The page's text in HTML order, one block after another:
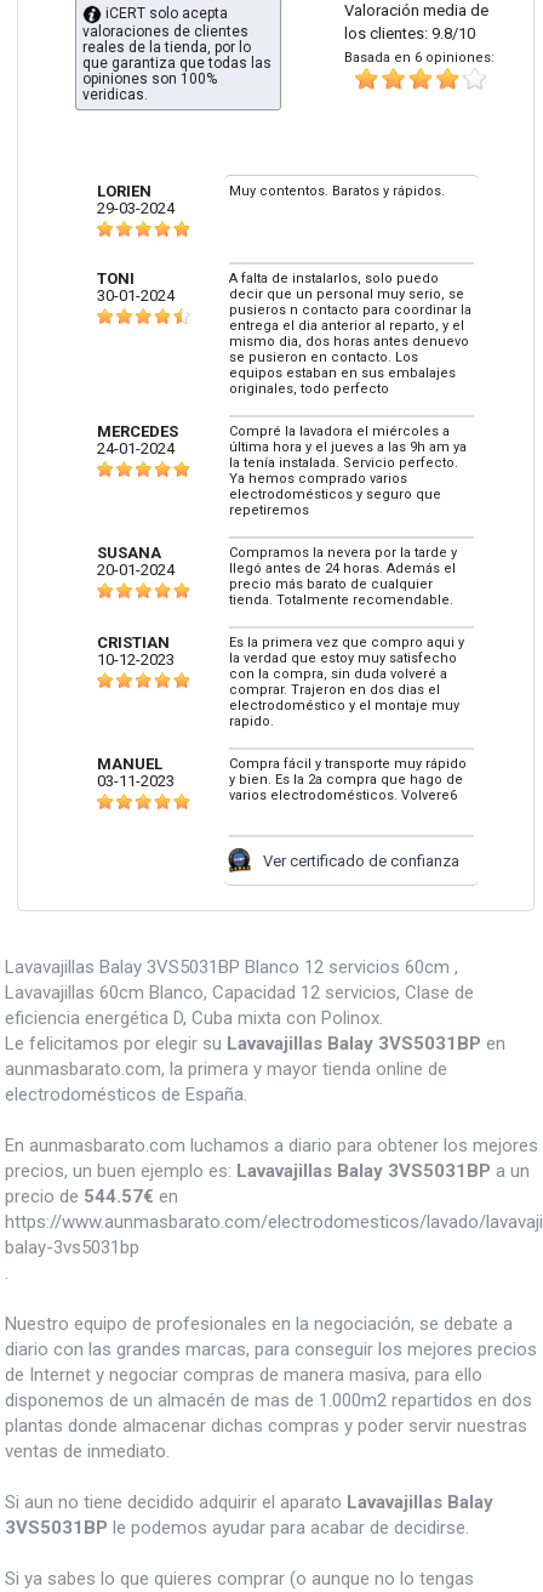
Valoración media de
los clientes: 9.8/10
Basada en 6 opiniones:
iCERT solo acepta
valoraciones de clientes
reales de la tienda, por lo
que garantiza que todas las
opiniones son 100%
veridicas.
LORIEN
29-03-2024
Muy contentos. Baratos y rápidos.
TONI
30-01-2024
A falta de instalarlos, solo puedo
decir que un personal muy serio, se
pusieros n contacto para coordinar la
entrega el dia anterior al reparto, y el
mismo dia, dos horas antes denuevo
se pusieron en contacto. Los
equipos estaban en sus embalajes
originales, todo perfecto
MERCEDES
24-01-2024
Compré la lavadora el miércoles a
última hora y el jueves a las 9h am ya
la tenía instalada. Servicio perfecto.
Ya hemos comprado varios
electrodomésticos y seguro que
repetiremos
SUSANA
20-01-2024
Compramos la nevera por la tarde y
llegó antes de 24 horas. Además el
precio más barato de cualquier
tienda. Totalmente recomendable.
CRISTIAN
10-12-2023
Es la primera vez que compro aqui y
la verdad que estoy muy satisfecho
con la compra, sin duda volveré a
comprar. Trajeron en dos dias el
electrodoméstico y el montaje muy
rapido.
MANUEL
03-11-2023
Compra fácil y transporte muy rápido
y bien. Es la 2a compra que hago de
varios electrodomésticos. Volvere6
Ver certificado de confianza
Lavavajillas Balay 3VS5031BP Blanco 12 servicios 60cm ,
Lavavajillas 60cm Blanco, Capacidad 12 servicios, Clase de
eficiencia energética D, Cuba mixta con Polinox.
Le felicitamos por elegir su Lavavajillas Balay 3VS5031BP en
aunmasbarato.com, la primera y mayor tienda online de
electrodomésticos de España.
En aunmasbarato.com luchamos a diario para obtener los mejores
precios, un buen ejemplo es: Lavavajillas Balay 3VS5031BP a un
precio de 544.57€ en
https://www.aunmasbarato.com/electrodomesticos/lavado/
balay-3vs5031bp
.
Nuestro equipo de profesionales en la negociación, se debate a
diario con las grandes marcas, para conseguir los mejores precios
de Internet y negociar compras de manera masiva, para ello
disponemos de un almacén de mas de 1.000m2 repartidos en dos
plantas donde almacenar dichas compras y poder servir nuestras
ventas de inmediato.
Si aun no tiene decidido adquirir el aparato Lavavajillas Balay
3VS5031BP le podemos ayudar para acabar de decidirse.
Si ya sabes lo que quieres comprar (o aunque no lo tengas